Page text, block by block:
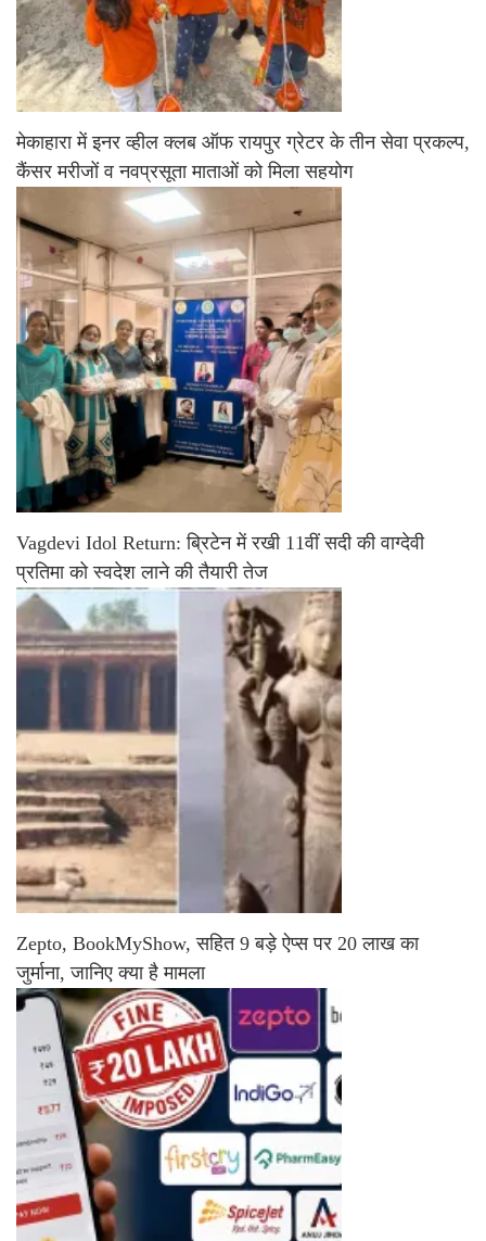
मेकाहारा में इनर व्हील क्लब ऑफ रायपुर ग्रेटर के तीन सेवा प्रकल्प,
कैंसर मरीजों व नवप्रसूता माताओं को मिला सहयोग
Vagdevi Idol Return: ब्रिटेन में रखी 11वीं सदी की वाग्देवी
प्रतिमा को स्वदेश लाने की तैयारी तेज
Zepto, BookMyShow, सहित 9 बड़े ऐप्स पर 20 लाख का
जुर्माना, जानिए क्या है मामला